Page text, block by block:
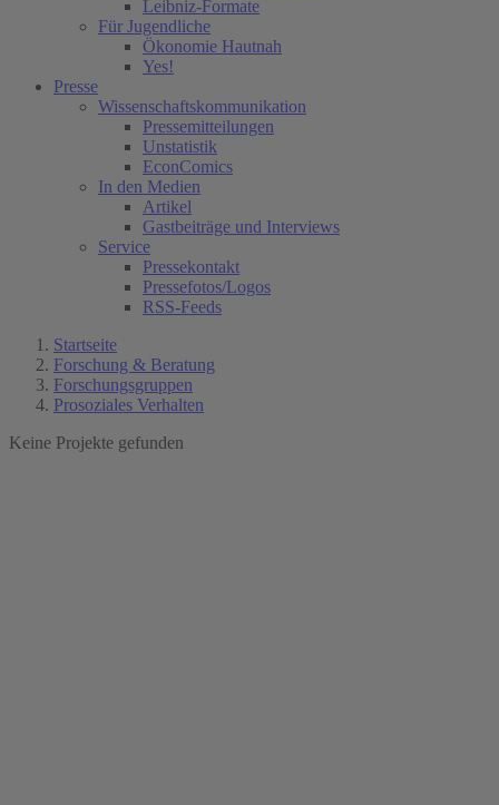
Leibniz-Formate
Für Jugendliche
Ökonomie Hautnah
Yes!
Presse
Wissenschaftskommunikation
Pressemitteilungen
Unstatistik
EconComics
In den Medien
Artikel
Gastbeiträge und Interviews
Service
Pressekontakt
Pressefotos/Logos
RSS-Feeds
Startseite
Forschung & Beratung
Forschungsgruppen
Prosoziales Verhalten
Keine Projekte gefunden